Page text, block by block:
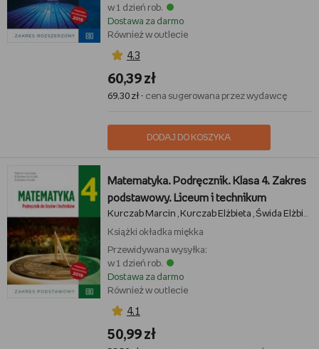
w 1 dzień rob.
Dostawa za darmo
Również w outlecie
4,3
60,39 zł
69,30 zł- cena sugerowana przez wydawcę
DODAJ DO KOSZYKA
Matematyka. Podręcznik. Klasa 4. Zakres
podstawowy. Liceum i technikum
Kurczab Marcin Kurczab Elżbieta Świda Elżbieta
Książki okładka miękka
Przewidywana wysyłka:
w 1 dzień rob.
Dostawa za darmo
Również w outlecie
4,1
50,99 zł